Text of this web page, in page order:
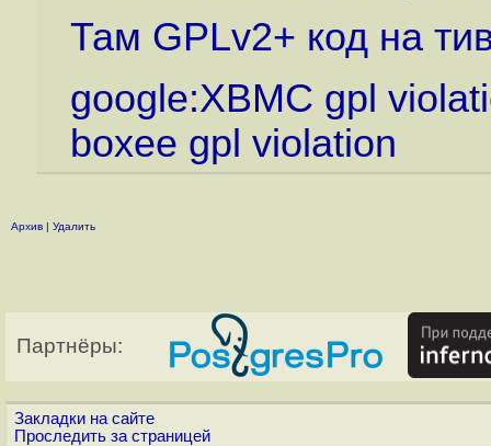
Там GPLv2+ код на
google:XBMC gpl
boxee gpl violation
Архив | Удалить
Партнёры:
Закладки на сайте
Проследить за страницей